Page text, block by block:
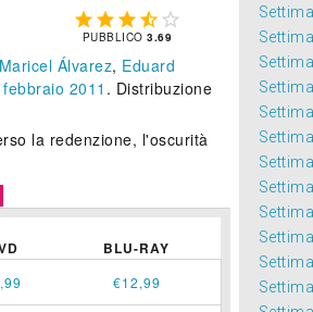
    
PUBBLICO3.69
Maricel Álvarez, Eduard
febbraio 2011 . Distribuzione
la redenzione, l'oscurità
BLU-RAY
€12,99